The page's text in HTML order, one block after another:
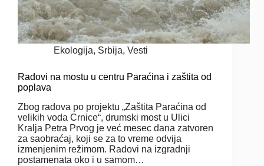
Ekologija, Srbija, Vesti
Radovi na mostu u centru Paraćina i zaštita od
poplava
Zbog radova po projektu „Zaštita Paraćina od
velikih voda Crnice“, drumski most u Ulici
Kralja Petra Prvog je već mesec dana zatvoren
za saobraćaj, koji se za to vreme odvija
izmenjenim režimom. Radovi na izgradnji
postamenata oko i u samom…